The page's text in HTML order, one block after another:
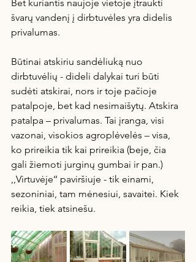
Bet kuriantis naujoje vietoje įtraukti
švarų vandenį į dirbtuvėles yra didelis
privalumas.
Būtinai atskiriu sandėliuką nuo
dirbtuvėlių - dideli dalykai turi būti
sudėti atskirai, nors ir toje pačioje
patalpoje, bet kad nesimaišytų. Atskira
patalpa – privalumas. Tai įranga, visi
vazonai, visokios agroplėvelės – visa,
ko prireikia tik kai prireikia (beje, čia
gali žiemoti jurginų gumbai ir pan.)
,,Virtuvėje‘‘ paviršiuje - tik einami,
sezoniniai, tam mėnesiui, savaitei. Kiek
reikia, tiek atsinešu.